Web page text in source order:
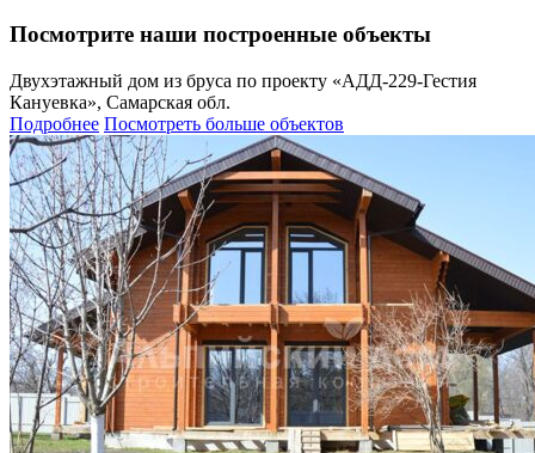
Посмотрите наши построенные объекты
Двухэтажный дом из бруса по проекту «АДД-229-Гестия
Кануевка», Самарская обл.
Подробнее Посмотреть больше объектов